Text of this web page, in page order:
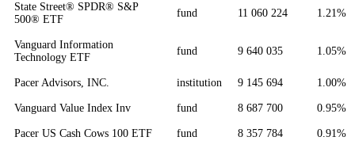
State Street® SPDR® S&P
500® ETF
fund 11 060 224 1.21%
Vanguard Information
Technology ETF
fund 9 640 035 1.05%
Pacer Advisors, INC. institution 9 145 694 1.00%
Vanguard Value Index Inv fund 8 687 700 0.95%
Pacer US Cash Cows 100 ETF fund 8 357 784 0.91%